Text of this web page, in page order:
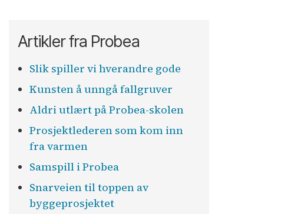
Artikler fra Probea
Slik spiller vi hverandre gode
Kunsten å unngå fallgruver
Aldri utlært på Probea-skolen
Prosjektlederen som kom inn
fra varmen
Samspill i Probea
Snarveien til toppen av
byggeprosjektet